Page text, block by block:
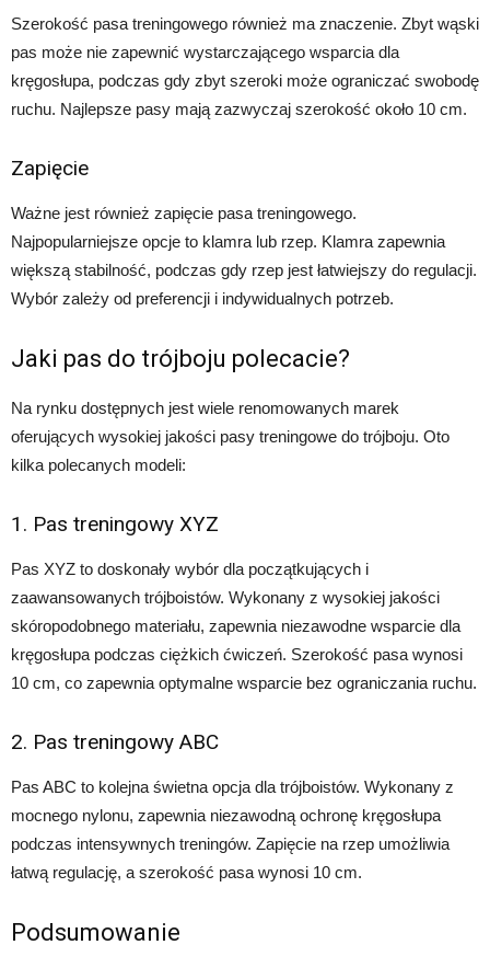
Szerokość pasa treningowego również ma znaczenie. Zbyt wąski
pas może nie zapewnić wystarczającego wsparcia dla
kręgosłupa, podczas gdy zbyt szeroki może ograniczać swobodę
ruchu. Najlepsze pasy mają zazwyczaj szerokość około 10 cm.
Zapięcie
Ważne jest również zapięcie pasa treningowego.
Najpopularniejsze opcje to klamra lub rzep. Klamra zapewnia
większą stabilność, podczas gdy rzep jest łatwiejszy do regulacji.
Wybór zależy od preferencji i indywidualnych potrzeb.
Jaki pas do trójboju polecacie?
Na rynku dostępnych jest wiele renomowanych marek
oferujących wysokiej jakości pasy treningowe do trójboju. Oto
kilka polecanych modeli:
1. Pas treningowy XYZ
Pas XYZ to doskonały wybór dla początkujących i
zaawansowanych trójboistów. Wykonany z wysokiej jakości
skóropodobnego materiału, zapewnia niezawodne wsparcie dla
kręgosłupa podczas ciężkich ćwiczeń. Szerokość pasa wynosi
10 cm, co zapewnia optymalne wsparcie bez ograniczania ruchu.
2. Pas treningowy ABC
Pas ABC to kolejna świetna opcja dla trójboistów. Wykonany z
mocnego nylonu, zapewnia niezawodną ochronę kręgosłupa
podczas intensywnych treningów. Zapięcie na rzep umożliwia
łatwą regulację, a szerokość pasa wynosi 10 cm.
Podsumowanie